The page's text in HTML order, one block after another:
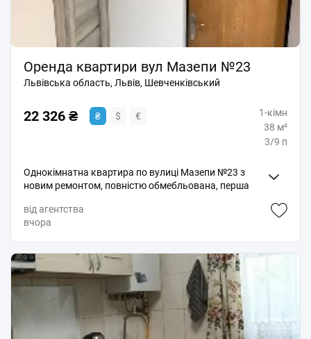
Оренда квартири вул Мазепи №23
Львівська область, Львів, Шевченківський
22 326 ₴ ₴ $ €
1-кімн
38 м²
3/9 п
Однокімнатна квартира по вулиці Мазепи №23 з
новим ремонтом, повністю обмебльована, перша
життя: бойлер для гарячої води, мікрохвильва піч,
холодильник, пральна машина, порохотяг, телевізор
кондиціонер, електро чайник.
від агентства
вчора